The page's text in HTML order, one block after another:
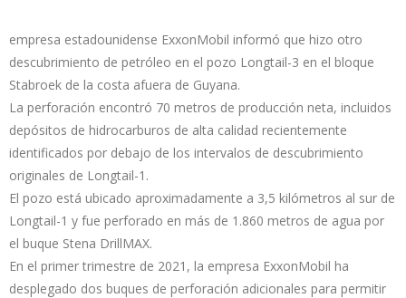
empresa estadounidense ExxonMobil informó que hizo otro
descubrimiento de petróleo en el pozo Longtail-3 en el bloque
Stabroek de la costa afuera de Guyana.
La perforación encontró 70 metros de producción neta, incluidos
depósitos de hidrocarburos de alta calidad recientemente
identificados por debajo de los intervalos de descubrimiento
originales de Longtail-1.
El pozo está ubicado aproximadamente a 3,5 kilómetros al sur de
Longtail-1 y fue perforado en más de 1.860 metros de agua por
el buque Stena DrillMAX.
En el primer trimestre de 2021, la empresa ExxonMobil ha
desplegado dos buques de perforación adicionales para permitir